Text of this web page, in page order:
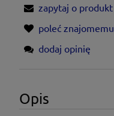
zapytaj o produkt
poleć znajomemu
dodaj opinię
Opis